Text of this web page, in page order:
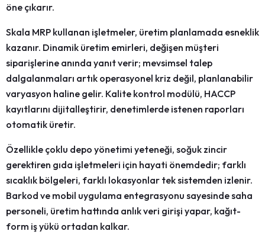
öne çıkarır.
Skala MRP kullanan işletmeler, üretim planlamada esneklik
kazanır. Dinamik üretim emirleri, değişen müşteri
siparişlerine anında yanıt verir; mevsimsel talep
dalgalanmaları artık operasyonel kriz değil, planlanabilir
varyasyon haline gelir. Kalite kontrol modülü, HACCP
kayıtlarını dijitalleştirir, denetimlerde istenen raporları
otomatik üretir.
Özellikle çoklu depo yönetimi yeteneği, soğuk zincir
gerektiren gıda işletmeleri için hayati önemdedir; farklı
sıcaklık bölgeleri, farklı lokasyonlar tek sistemden izlenir.
Barkod ve mobil uygulama entegrasyonu sayesinde saha
personeli, üretim hattında anlık veri girişi yapar, kağıt-
form iş yükü ortadan kalkar.